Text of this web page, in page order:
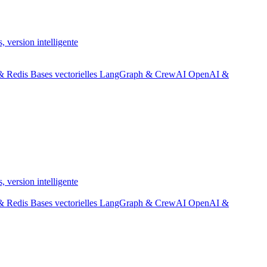
version intelligente
Redis Bases vectorielles LangGraph & CrewAI OpenAI &
version intelligente
Redis Bases vectorielles LangGraph & CrewAI OpenAI &